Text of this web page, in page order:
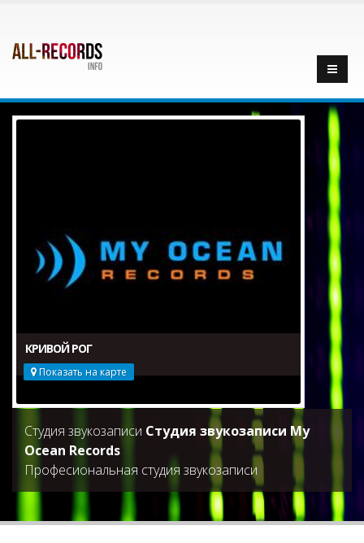
КРИВОЙ РОГ
Показать на карте
Студия звукозаписи Студия звукозаписи My
Ocean Records
Професиональная студия звукозаписи